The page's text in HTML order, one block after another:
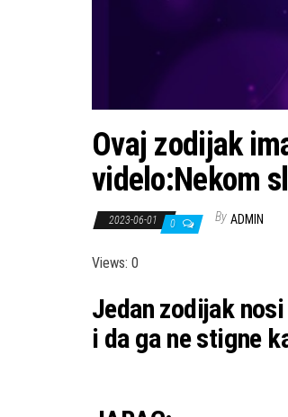
Ovaj zodijak
videlo:Nekom
2023-06-01 0 By ADMIN
Views: 0
Jedan zodijak
i da ga ne stigne